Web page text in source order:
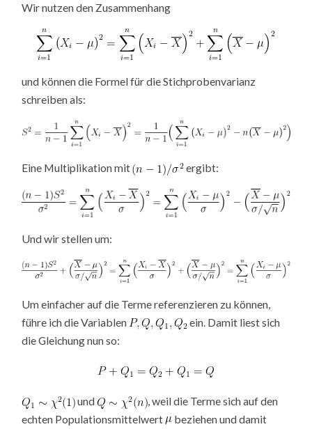
Wir nutzen den Zusammenhang
und können die Formel für die Stichprobenvarianz
schreiben als:
Eine Multiplikation mit ergibt:
Und wir stellen um:
Um einfacher auf die Terme referenzieren zu können,
führe ich die Variablen
ein. Damit liest sich
die Gleichung nun so:
und
, weil die Terme sich auf den
echten Populationsmittelwert
beziehen und damit